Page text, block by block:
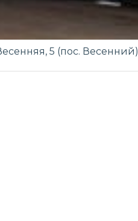
5 (пос. Весенний)